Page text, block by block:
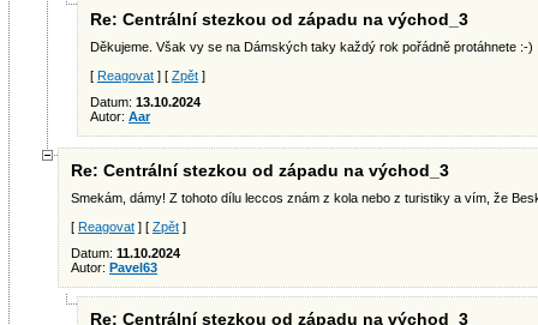
Re: Centrální stezkou od západu na východ_3
Děkujeme. Však vy se na Dámských taky každý rok pořádně protáhnete :-)
[ Reagovat ] [ Zpět ]
Datum: 13.10.2024
Autor: Aar
Re: Centrální stezkou od západu na východ_3
Smekám, dámy! Z tohoto dílu leccos znám z kola nebo z turistiky a vím, že
[ Reagovat ] [ Zpět ]
Datum: 11.10.2024
Autor: Pavel63
Re: Centrální stezkou od západu na východ_3